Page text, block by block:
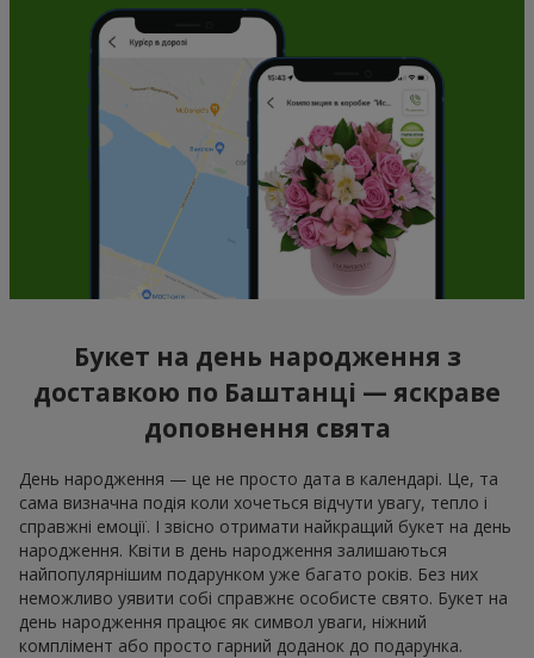
Букет на день народження з
доставкою по Баштанці — яскраве
доповнення свята
День народження — це не просто дата в календарі. Це, та
сама визначна подія коли хочеться відчути увагу, тепло і
справжні емоції. І звісно отримати найкращий букет на день
народження. Квіти в день народження залишаються
найпопулярнішим подарунком уже багато років. Без них
неможливо уявити собі справжнє особисте свято. Букет на
день народження працює як символ уваги, ніжний
комплімент або просто гарний доданок до подарунка.